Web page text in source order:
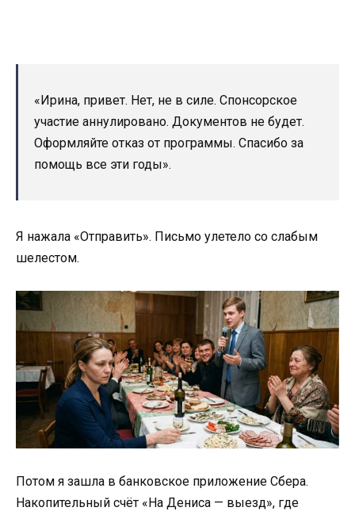
«Ирина, привет. Нет, не в силе. Спонсорское
участие аннулировано. Документов не будет.
Оформляйте отказ от программы. Спасибо за
помощь все эти годы».
Я нажала «Отправить». Письмо улетело со слабым
шелестом.
Потом я зашла в банковское приложение Сбера.
Накопительный счёт «На Дениса — выезд», где